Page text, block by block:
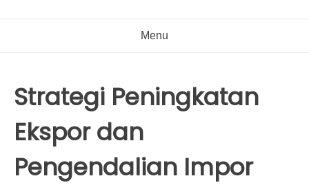
Menu
Strategi Peningkatan
Ekspor dan
Pengendalian Impor